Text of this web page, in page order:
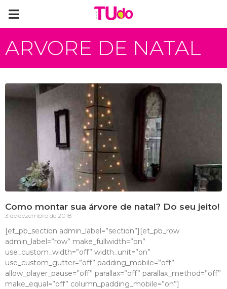
ARVORE DE NATAL
Como montar sua árvore de natal? Do seu jeito!
3 de dezembro de 2018
[et_pb_section admin_label=”section”][et_pb_row
admin_label=”row” make_fullwidth=”on”
use_custom_width=”off” width_unit=”on”
use_custom_gutter=”off” padding_mobile=”off”
allow_player_pause=”off” parallax=”off” parallax_method=”off”
make_equal=”off” column_padding_mobile=”on”]